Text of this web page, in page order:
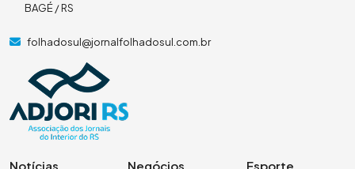
BAGÉ / RS
folhadosul@jornalfolhadosul.com.br
Notícias Negócios Esporte